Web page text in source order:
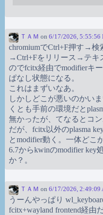
ＴＡＭ on 6/17/2026, 5:55:56
chromiumでCtrl+F押す→検
→Ctrl+Fをリリース→テキ
のでfcitx経由でmodifierキ
ぱなし状態になる。
これはまずいなあ。
しかしどこが悪いのかい
くとも手前の環境だと
無かったが、てなるとコ
だが、fcitx以外のplasma
とmodifier動く。一体どこ
6.7からkwinのmodifier key
か？。
ＴＡＭ on 6/17/2026, 2:49:09
うーんやっぱり
fcitx+wayland frontend経由